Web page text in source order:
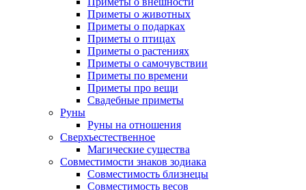
Приметы о животных
Приметы о подарках
Приметы о птицах
Приметы о растениях
Приметы о самочувствии
Приметы по времени
Приметы про вещи
Свадебные приметы
Руны
Руны на отношения
Сверхъестественное
Магические существа
Совместимости знаков зодиака
Совместимость близнецы
Совместимость весов